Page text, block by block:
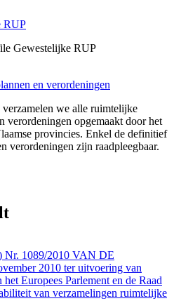
RUP
Gewestelijke RUP
en verordeningen
we alle ruimtelijke
verordeningen opgemaakt door het
provincies. Enkel de definitief
verordeningen zijn raadpleegbaar.
1089/2010 VAN DE
2010 ter uitvoering van
Europees Parlement en de Raad
van verzamelingen ruimtelijke